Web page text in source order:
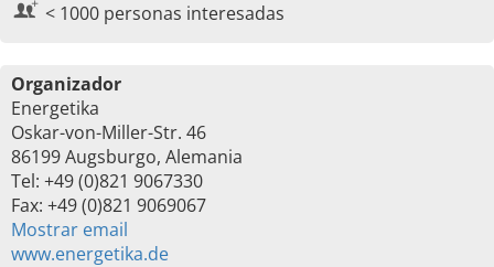
< 1000 personas interesadas
Organizador
Energetika
Oskar-von-Miller-Str. 46
86199 Augsburgo, Alemania
Tel: +49 (0)821 9067330
Fax: +49 (0)821 9069067
Mostrar email
www.energetika.de